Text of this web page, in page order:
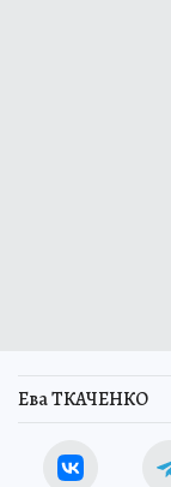
Ева ТКАЧЕНКО